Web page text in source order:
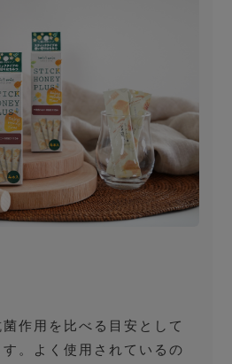
作用を比べる目安として
。よく使用されているの